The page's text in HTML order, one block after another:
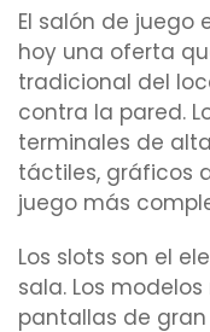
El salón de juego
hoy una oferta
tradicional del
contra la pared.
terminales de
táctiles, gráficos
juego más
Los slots son el
sala. Los
pantallas de